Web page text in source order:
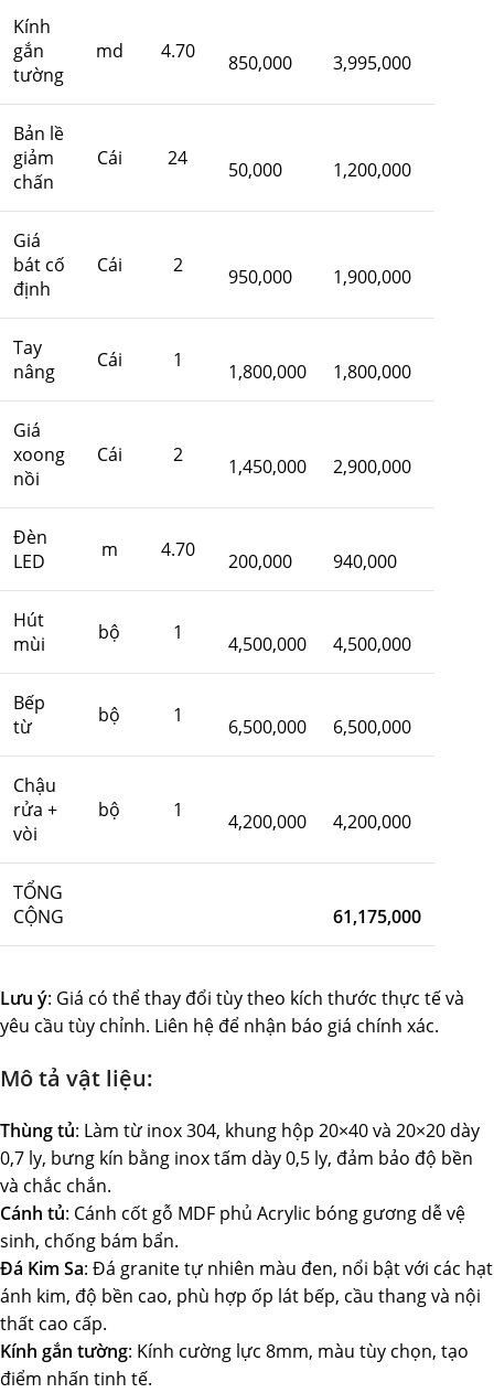
Kính
gắn
tường
md 4.70 850,000 3,995,000
Bản lề
giảm
chấn
Cái 24 50,000 1,200,000
Giá
bát cố
định
Cái 2 950,000 1,900,000
Tay
nâng
Cái 1 1,800,000 1,800,000
Giá
xoong
nồi
Cái 2 1,450,000 2,900,000
Đèn
LED
m 4.70 200,000 940,000
Hút
mùi
bộ 1 4,500,000 4,500,000
Bếp
từ
bộ 1 6,500,000 6,500,000
Chậu
rửa +
vòi
bộ 1 4,200,000 4,200,000
TỔNG
CỘNG
61,175,000
Lưu ý: Giá có thể thay đổi tùy theo kích thước thực tế và
yêu cầu tùy chỉnh. Liên hệ để nhận báo giá chính xác.
Mô tả vật liệu:
Thùng tủ: Làm từ inox 304, khung hộp 20×40 và 20×20 dày
0,7 ly, bưng kín bằng inox tấm dày 0,5 ly, đảm bảo độ bền
và chắc chắn.
Cánh tủ: Cánh cốt gỗ MDF phủ Acrylic bóng gương dễ vệ
sinh, chống bám bẩn.
Đá Kim Sa: Đá granite tự nhiên màu đen, nổi bật với các hạt
ánh kim, độ bền cao, phù hợp ốp lát bếp, cầu thang và nội
thất cao cấp.
Kính gắn tường: Kính cường lực 8mm, màu tùy chọn, tạo
điểm nhấn tinh tế.